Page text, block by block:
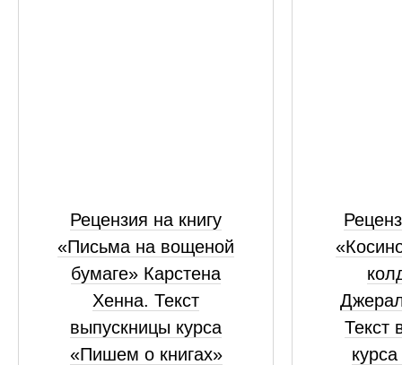
Рецензия на книгу
«Письма на вощеной
бумаге» Карстена
Хенна. Текст
выпускницы курса
«Пишем о книгах»
Текст